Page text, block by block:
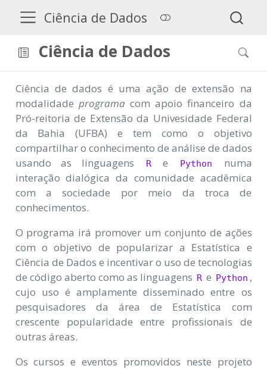
Ciência de Dados
Ciência de Dados
Ciência de dados é uma ação de extensão na
modalidade programa com apoio financeiro da
Pró-reitoria de Extensão da Univesidade Federal
da Bahia (UFBA) e tem como o objetivo
compartilhar o conhecimento de análise de dados
usando as linguagens
R e Python
numa
interação dialógica da comunidade acadêmica
com a sociedade por meio da troca de
conhecimentos.
O programa irá promover um conjunto de ações
com o objetivo de popularizar a Estatística e
Ciência de Dados e incentivar o uso de tecnologias
de código aberto como as linguagens R e Python ,
cujo uso é amplamente disseminado entre os
pesquisadores da área de Estatística com
crescente popularidade entre profissionais de
outras áreas.
Os cursos e eventos promovidos neste projeto